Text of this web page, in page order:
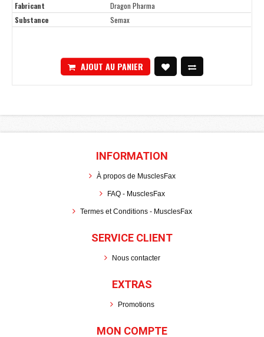
Fabricant
Dragon Pharma
Substance
Semax
AJOUT AU PANIER
INFORMATION
À propos de MusclesFax
FAQ - MusclesFax
Termes et Conditions - MusclesFax
SERVICE CLIENT
Nous contacter
EXTRAS
Promotions
MON COMPTE